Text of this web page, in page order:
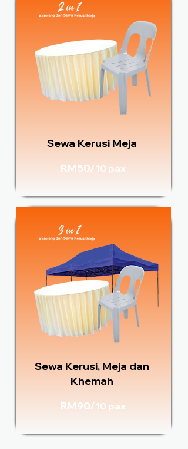
Sewa Kerusi Meja
RM50/10 pax
Sewa Kerusi, Meja dan
Khemah
RM90/10 pax